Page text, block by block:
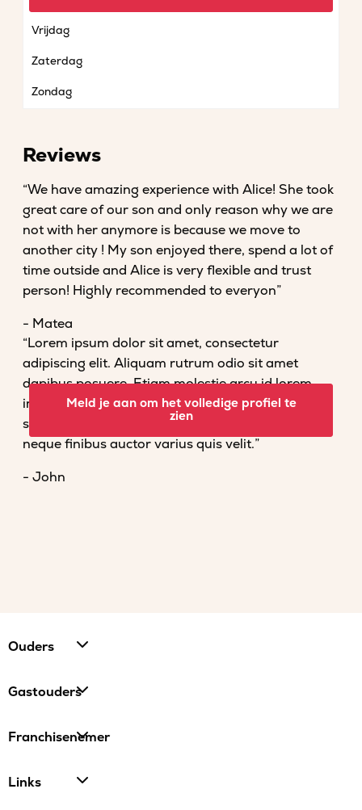
Vrijdag
Zaterdag
Zondag
Reviews
“We have amazing experience with Alice! She took
great care of our son and only reason why we are
not with her anymore is because we move to
another city ! My son enjoyed there, spend a lot of
time outside and Alice is very flexible and trust
person! Highly recommended to everyon”
- Matea
“Lorem ipsum dolor sit amet, consectetur
adipiscing elit. Aliquam rutrum odio sit amet
dapibus posuere. Etiam molestie arcu id lorem
imperdiet convallis. Fusce venenatis nisl nec dolor
scelerisque tempor. Vestibulum et magna vel
neque finibus auctor varius quis velit.”
- John
Meld je aan om het volledige profiel te
zien
Ouders
Gastouders
Franchisenemer
Links